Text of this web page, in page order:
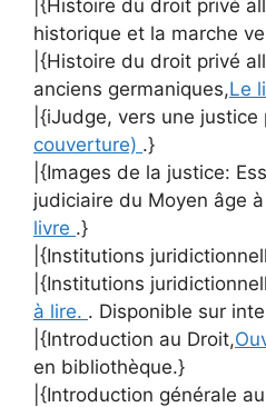
|{Histoire du droit privé
historique et la marche
|{Histoire du droit privé
anciens germaniques,Le
|{iJudge, vers une justice
couverture) .}
|{Images de la justice:
judiciaire du Moyen âge à
livre .}
|{Institutions
|{Institutions
à lire. . Disponible sur
|{Introduction au Droit,
en bibliothèque.}
|{Introduction générale